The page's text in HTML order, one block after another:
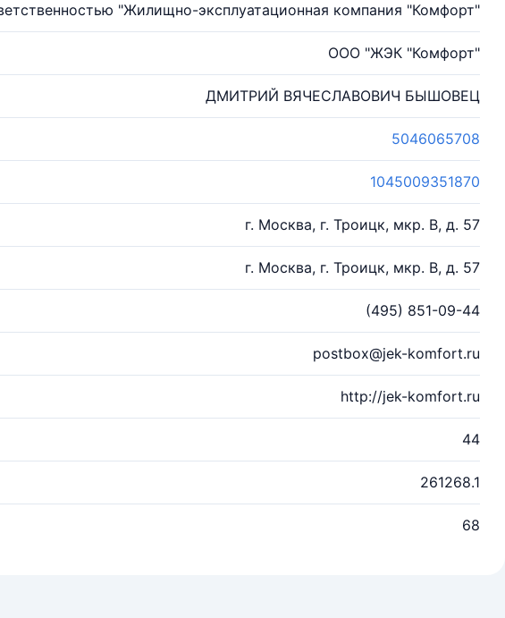
"Жилищно-эксплуатационная компания "Комфорт"
ООО "ЖЭК "Комфорт"
ДМИТРИЙ ВЯЧЕСЛАВОВИЧ БЫШОВЕЦ
5046065708
1045009351870
г. Москва, г. Троицк, мкр. В, д. 57
г. Москва, г. Троицк, мкр. В, д. 57
(495) 851-09-44
postbox@jek-komfort.ru
http://jek-komfort.ru
44
261268.1
68